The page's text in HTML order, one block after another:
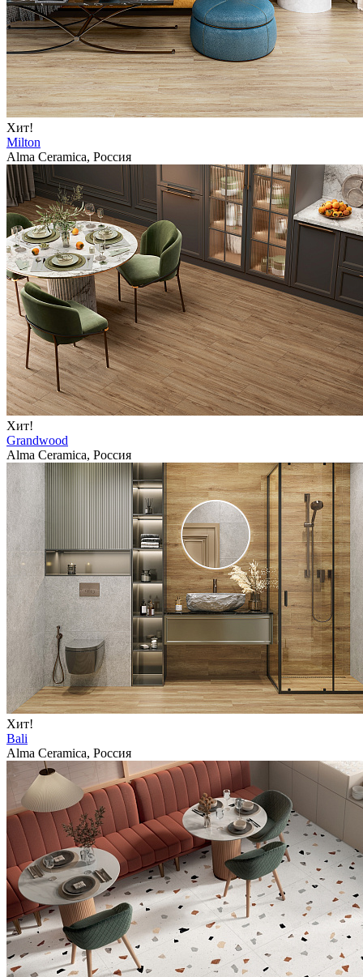
Хит!
Milton
Alma Ceramica, Россия
Хит!
Grandwood
Alma Ceramica, Россия
Хит!
Bali
Alma Ceramica, Россия